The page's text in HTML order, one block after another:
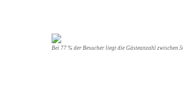
Bei 77 % der Besucher liegt die Gästeanzahl zwischen